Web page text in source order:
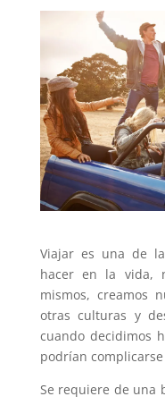
Viajar es una de
hacer en la vida,
mismos, creamos
otras culturas y
cuando decidimos
podrían
Se requiere de una